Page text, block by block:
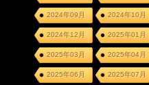
2024年09月 2024年10月
2024年12月 2025年01月
2025年03月 2025年04月
2025年06月 2025年07月